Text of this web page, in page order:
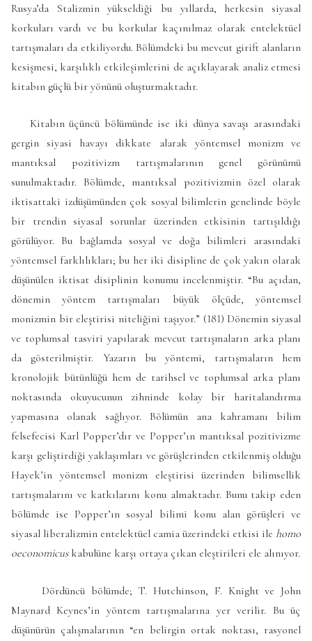
Rusya’da Stalizmin yükseldiği bu yıllarda, herkesin siyasal
korkuları vardı ve bu korkular kaçınılmaz olarak entelektüel
tartışmaları da etkiliyordu. Bölümdeki bu mevcut girift alanların
kesişmesi, karşılıklı etkileşimlerini de açıklayarak analiz etmesi
kitabın güçlü bir yönünü oluşturmaktadır.
Kitabın üçüncü bölümünde ise iki dünya savaşı arasındaki
gergin siyasi havayı dikkate alarak yöntemsel monizm ve
mantıksal pozitivizm tartışmalarının genel görünümü
sunulmaktadır. Bölümde, mantıksal pozitivizmin özel olarak
iktisattaki izdüşümünden çok sosyal bilimlerin genelinde böyle
bir trendin siyasal sorunlar üzerinden etkisinin tartışıldığı
görülüyor. Bu bağlamda sosyal ve doğa bilimleri arasındaki
yöntemsel farklılıkları; bu her iki disipline de çok yakın olarak
düşünülen iktisat disiplinin konumu incelenmiştir. “Bu açıdan,
dönemin yöntem tartışmaları büyük ölçüde, yöntemsel
monizmin bir eleştirisi niteliğini taşıyor.” (181) Dönemin siyasal
ve toplumsal tasviri yapılarak mevcut tartışmaların arka planı
da gösterilmiştir. Yazarın bu yöntemi, tartışmaların hem
kronolojik bütünlüğü hem de tarihsel ve toplumsal arka planı
noktasında okuyucunun zihninde kolay bir haritalandırma
yapmasına olanak sağlıyor. Bölümün ana kahramanı bilim
felsefecisi Karl Popper’dır ve Popper’ın mantıksal pozitivizme
karşı geliştirdiği yaklaşımları ve görüşlerinden etkilenmiş olduğu
Hayek’in yöntemsel monizm eleştirisi üzerinden bilimsellik
tartışmalarını ve katkılarını konu almaktadır. Bunu takip eden
bölümde ise Popper’ın sosyal bilimi konu alan görüşleri ve
siyasal liberalizmin entelektüel camia üzerindeki etkisi ile homo
oeconomicuskabulüne karşı ortaya çıkan eleştirileri ele alınıyor.
Dördüncü bölümde; T. Hutchinson, F. Knight ve John
Maynard Keynes’in yöntem tartışmalarına yer verilir. Bu üç
düşünürün çalışmalarının “en belirgin ortak noktası, rasyonel